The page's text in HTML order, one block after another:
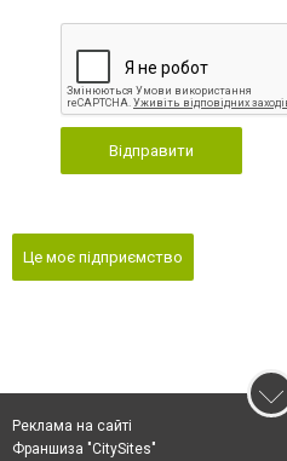
Відправити
Це моє підприємство
Реклама на сайті
Франшиза "CitySites"